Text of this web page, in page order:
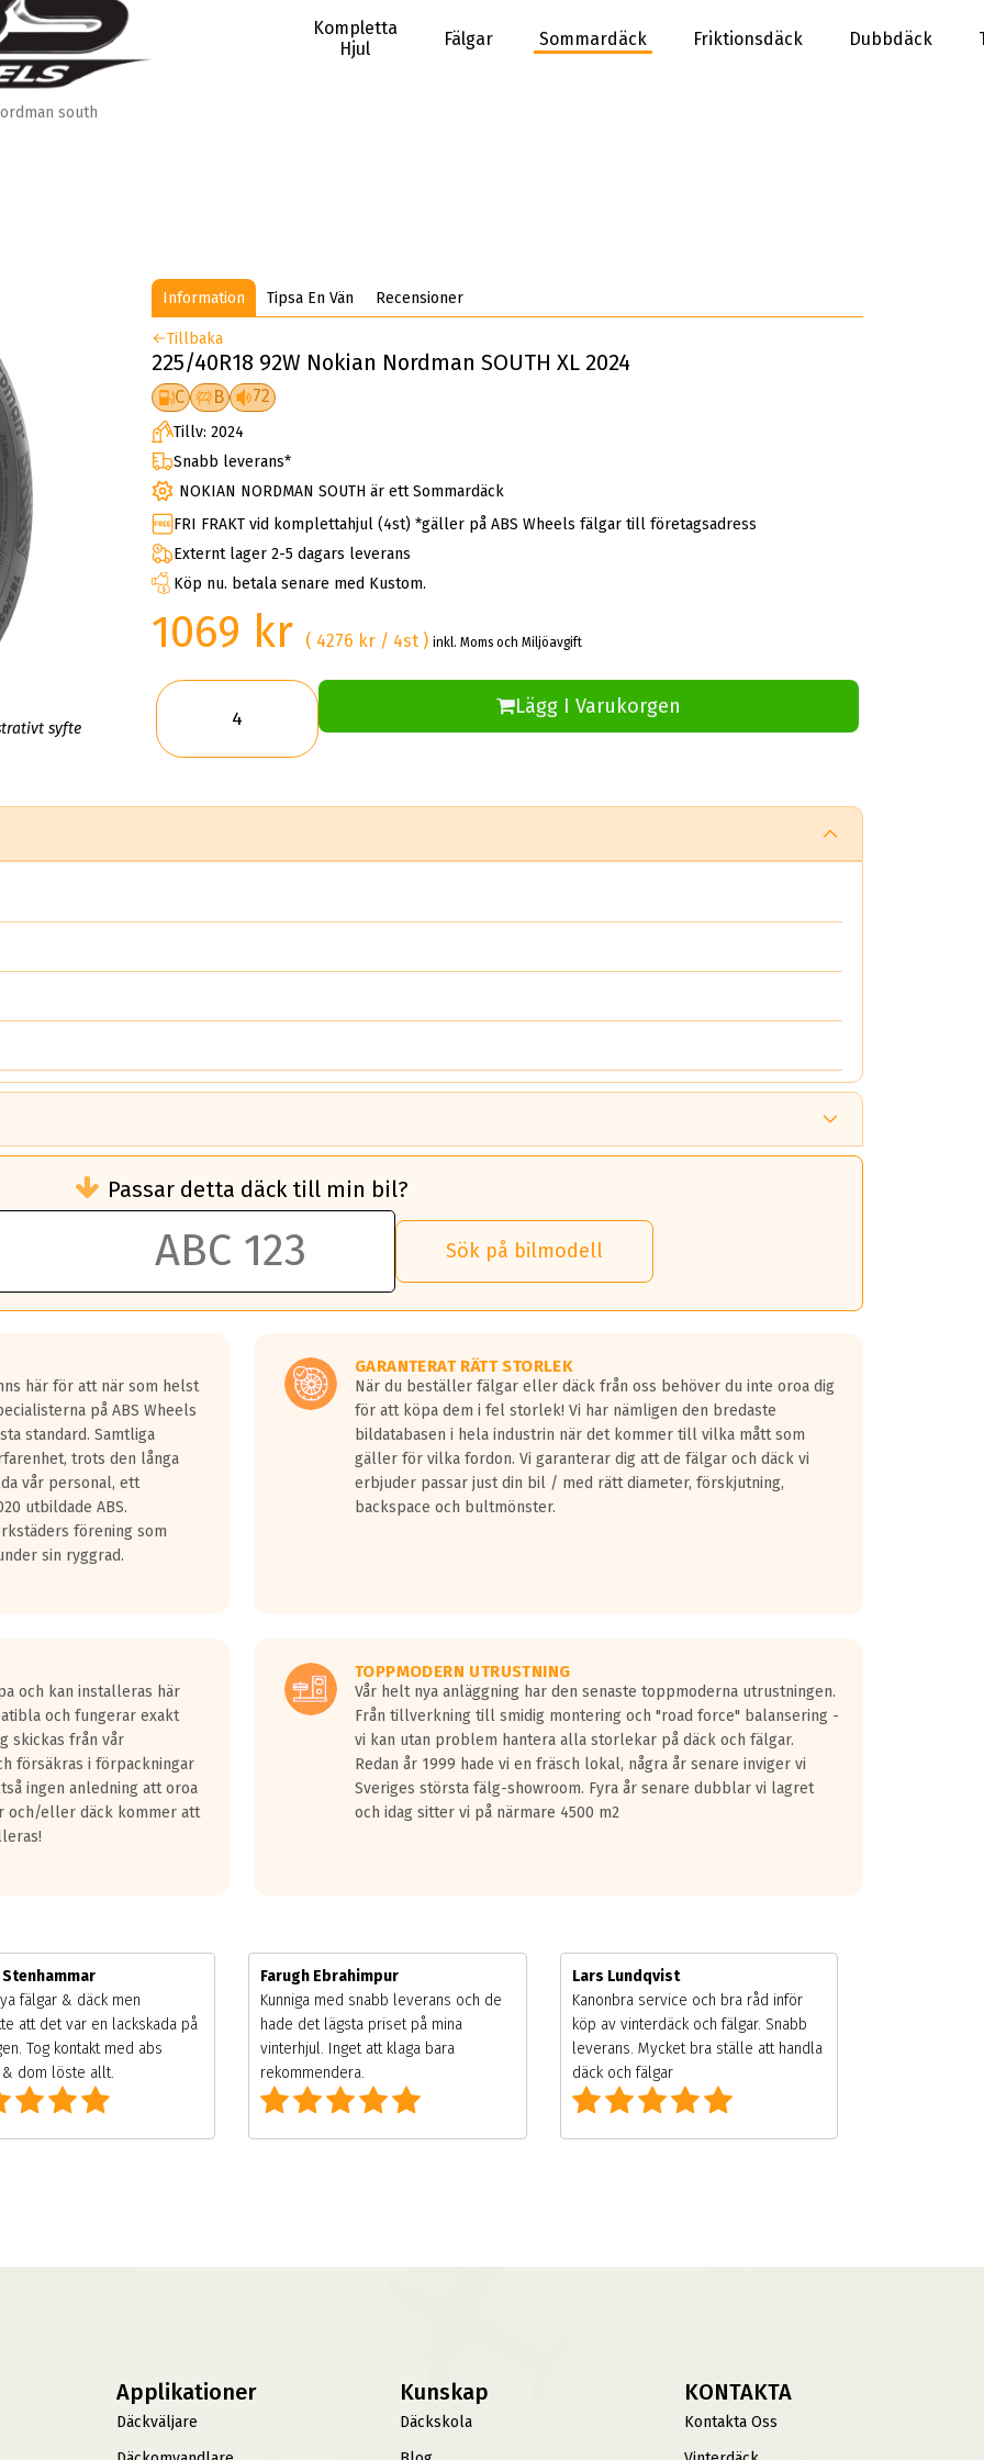
Kompletta
Hjul
Fälgar Sommardäck Friktionsdäck Dubbdäck
south
syfte
Information Tipsa En Vän Recensioner
Tillbaka
225/40R18 92W Nokian Nordman SOUTH XL 2024
C B 72
Tillv: 2024
Snabb leverans*
NOKIAN NORDMAN SOUTH är ett Sommardäck
FRI FRAKT vid komplettahjul (4st) *gäller på ABS Wheels fälgar till företagsadress
Externt lager 2-5 dagars leverans
Köp nu. betala senare med Kustom.
1069 kr ( 4276 kr / 4st )inkl. Moms och Miljöavgift
Lägg I Varukorgen
än ett klass G däck.
50 liter bränsle med ett klass A däck gentemot ett klass G däck.
vilken rutt du kör, samt vilken körstil du använder.
lastbilar.
på en väg där det ligger 0.5-1.5 mm vatten.
fyra billängder( ca 18meter) mellan däck med betyg A gentemot
överträffa motorljudet.
ett däck med vågar. Hög bullernivå markeras med svarta vågor
kraven som finns i dagsläget, men är inte längre tillåtna enligt nya
Passar detta däck till min bil?
Sök på bilmodell
här för att när som helst
på ABS Wheels
standard. Samtliga
trots den långa
vår personal, ett
utbildade ABS.
förening som
sin ryggrad.
GARANTERAT RÄTT STORLEK
När du beställer fälgar eller däck från oss behöver du inte oroa dig
för att köpa dem i fel storlek! Vi har nämligen den bredaste
bildatabasen i hela industrin när det kommer till vilka mått som
gäller för vilka fordon. Vi garanterar dig att de fälgar och däck vi
erbjuder passar just din bil / med rätt diameter, förskjutning,
backspace och bultmönster.
och kan installeras här
och fungerar exakt
skickas från vår
försäkras i förpackningar
ingen anledning att oroa
och/eller däck kommer att
TOPPMODERN UTRUSTNING
Vår helt nya anläggning har den senaste toppmoderna utrustningen.
Från tillverkning till smidig montering och "road force" balansering -
vi kan utan problem hantera alla storlekar på däck och fälgar.
Redan år 1999 hade vi en fräsch lokal, några år senare inviger vi
Sveriges största fälg-showroom. Fyra år senare dubblar vi lagret
och idag sitter vi på närmare 4500 m2
Stenhammar
fälgar & däck men
att det var en lackskada på
Tog kontakt med abs
dom löste allt.
Farugh Ebrahimpur
Kunniga med snabb leverans och de
hade det lägsta priset på mina
vinterhjul. Inget att klaga bara
rekommendera.
Lars Lundqvist
Kanonbra service och bra råd inför
köp av vinterdäck och fälgar. Snabb
leverans. Mycket bra ställe att handla
däck och fälgar
Applikationer
Däckväljare
Kunskap
Däckskola
KONTAKTA
Kontakta Oss